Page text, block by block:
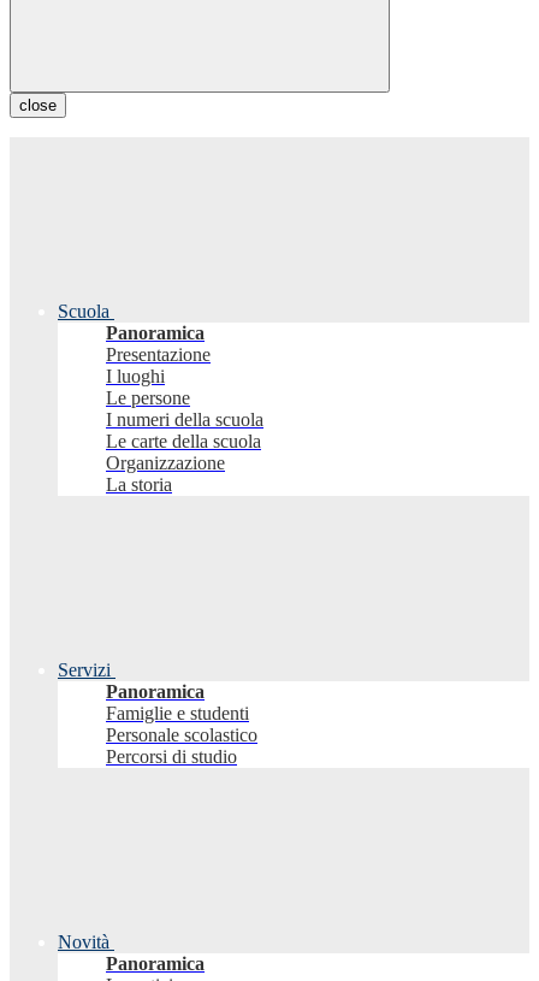
close
Scuola
Panoramica
Presentazione
I luoghi
Le persone
I numeri della scuola
Le carte della scuola
Organizzazione
La storia
Servizi
Panoramica
Famiglie e studenti
Personale scolastico
Percorsi di studio
Novità
Panoramica